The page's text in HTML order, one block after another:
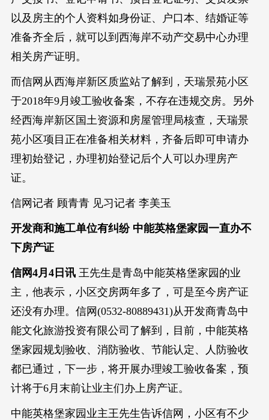
以及房主的个人资料如身份证、户口本、结婚证等
准备齐全后，就可以到西海岸不动产交易中心办理
相关房产证明。
而信网从西海岸新区质监站了解到，天瑞景苑小区
于2018年9月竣工验收备案，不存在违规交房。另外
经西海岸新区国土资源和房屋管理局核查，天瑞景
苑小区项目正在准备相关材料，齐备后即可申请办
理初始登记，办理初始登记后个人可以办理房产
证。
信网记者 顾青青 见习记者 李美玉
开发商和施工单位有纠纷 中能英格堡家园一直办不
下房产证
信网4月4日讯王先生是青岛中能英格堡家园的业
主，他表示，小区交房两年多了，可是至今房产证
还没有办理。信网(0532-80889431)从开发商青岛中
能文化旅游投资有限公司了解到，目前，中能英格
堡家园规划验收、消防验收、节能认定、人防验收
都已通过，下一步，将开展办理竣工验收备案，预
计将于6月末前让业主们办上房产证。
中能英格堡家园业主王先生告诉信网，小区有不少